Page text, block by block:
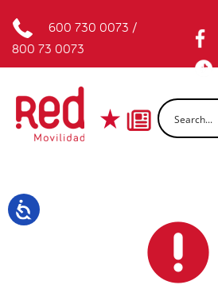
600 730 0073 /
800 73 0073